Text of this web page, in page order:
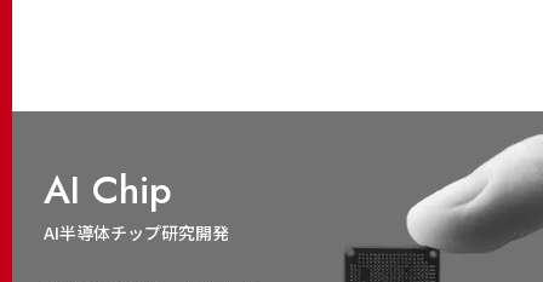
AI Chip
AI半導体チップ研究開発